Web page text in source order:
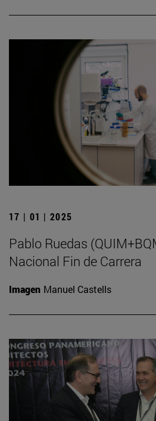
17 | 01 | 2025
Pablo Ruedas
Nacional Fin de Carrera
Imagen Manuel Castells